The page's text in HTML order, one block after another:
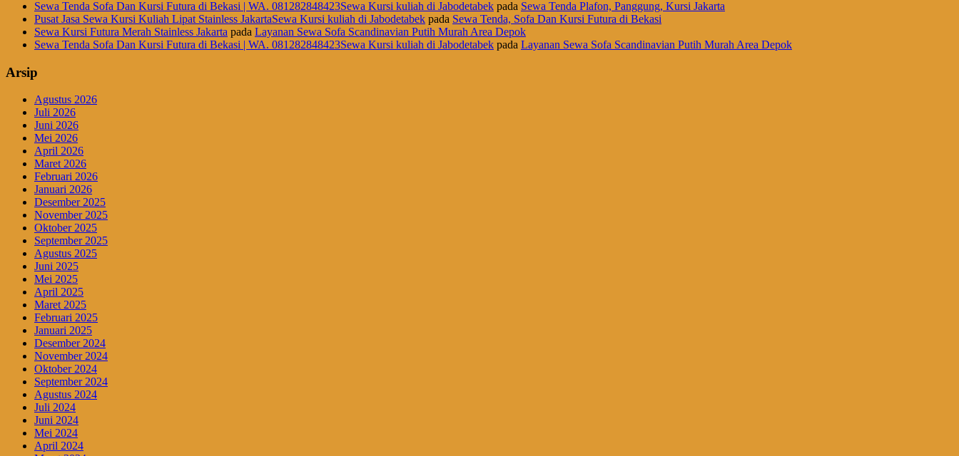
Sewa Tenda Sofa Dan Kursi Futura di Bekasi | WA. 081282848423Sewa Kursi kuliah di Jabodetabek pada Sewa Tenda Plafon, Panggung, Kursi Jakarta
Pusat Jasa Sewa Kursi Kuliah Lipat Stainless JakartaSewa Kursi kuliah di Jabodetabek pada Sewa Tenda, Sofa Dan Kursi Futura di Bekasi
Sewa Kursi Futura Merah Stainless Jakarta pada Layanan Sewa Sofa Scandinavian Putih Murah Area Depok
Sewa Tenda Sofa Dan Kursi Futura di Bekasi | WA. 081282848423Sewa Kursi kuliah di Jabodetabek pada Layanan Sewa Sofa Scandinavian Putih Murah Area Depok
Arsip
Agustus 2026
Juli 2026
Juni 2026
Mei 2026
April 2026
Maret 2026
Februari 2026
Januari 2026
Desember 2025
November 2025
Oktober 2025
September 2025
Agustus 2025
Juni 2025
Mei 2025
April 2025
Maret 2025
Februari 2025
Januari 2025
Desember 2024
November 2024
Oktober 2024
September 2024
Agustus 2024
Juli 2024
Juni 2024
Mei 2024
April 2024